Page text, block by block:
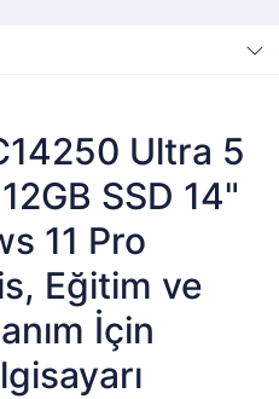
Ultra 5
SSD 14"
11 Pro
Eğitim ve
İçin